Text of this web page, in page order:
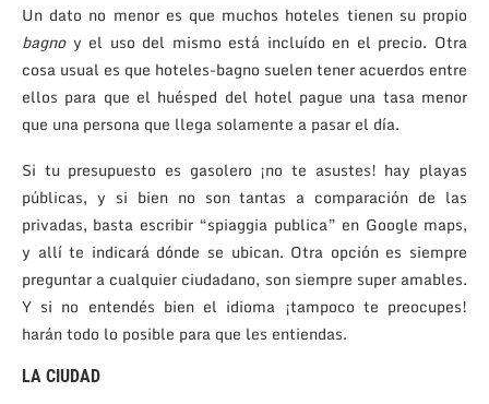
Un dato no menor es que muchos hoteles tienen su propio
bagnoy el uso del mismo está incluído en el precio. Otra
cosa usual es que hoteles-bagno suelen tener acuerdos entre
ellos para que el huésped del hotel pague una tasa menor
que una persona que llega solamente a pasar el día.
Si tu presupuesto es gasolero ¡no te asustes! hay playas
públicas, y si bien no son tantas a comparación de las
privadas, basta escribir “spiaggia publica” en Google maps,
y allí te indicará dónde se ubican. Otra opción es siempre
preguntar a cualquier ciudadano, son siempre super amables.
Y si no entendés bien el idioma ¡tampoco te preocupes!
harán todo lo posible para que les entiendas.
LA CIUDAD